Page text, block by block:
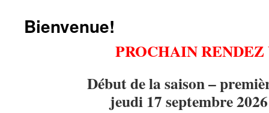
Bienvenue!
PROCHAIN RENDEZ
Début de la saison –
jeudi 17 septembre